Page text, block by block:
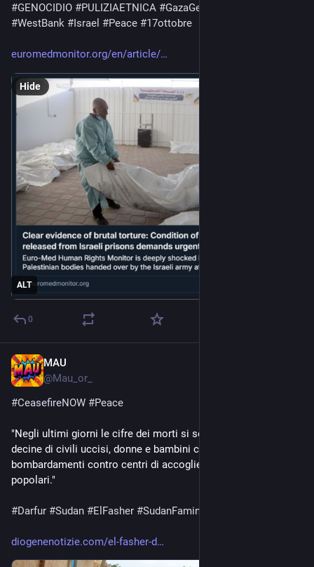
#GENOCIDIO #PULIZIAETNICA #GazaGenocide
#WestBank #Israel #Peace #17ottobre
euromedmonitor.org/en/article/
ALT
Hide
0
MAU
@Mau_or_
#CeasefireNOW #Peace
"Negli ultimi giorni le cifre dei morti si sono moltiplicate:
decine di civili uccisi, donne e bambini compresi, in
bombardamenti contro centri di accoglienza e quartieri
popolari."
#Darfur #Sudan #ElFasher #SudanFamine
diogenenotizie.com/el-fasher-d